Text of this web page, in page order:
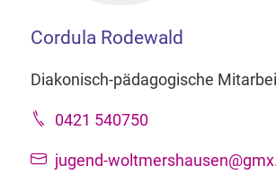
Cordula Rodewald
Diakonisch-pädagogische
0421 540750
jugend-